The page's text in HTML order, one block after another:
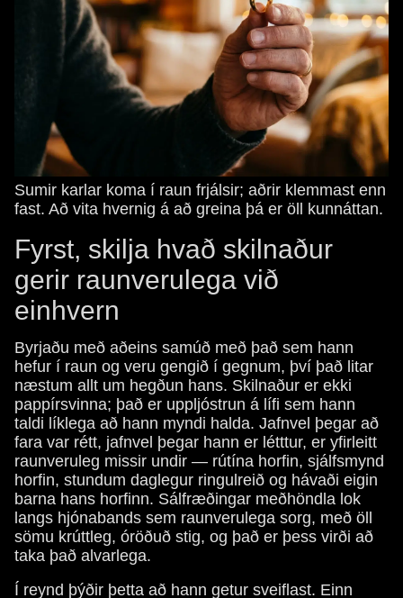
Sumir karlar koma í raun frjálsir; aðrir klemmast enn
fast. Að vita hvernig á að greina þá er öll kunnáttan.
Fyrst, skilja hvað skilnaður
gerir raunverulega við
einhvern
Byrjaðu með aðeins samúð með það sem hann
hefur í raun og veru gengið í gegnum, því það litar
næstum allt um hegðun hans. Skilnaður er ekki
pappírsvinna; það er uppljóstrun á lífi sem hann
taldi líklega að hann myndi halda. Jafnvel þegar að
fara var rétt, jafnvel þegar hann er létttur, er yfirleitt
raunveruleg missir undir — rútína horfin, sjálfsmynd
horfin, stundum daglegur ringulreið og hávaði eigin
barna hans horfinn. Sálfræðingar meðhöndla lok
langs hjónabands sem raunverulega sorg, með öll
sömu krúttleg, óröðuð stig, og það er þess virði að
taka það alvarlega.
Í reynd þýðir þetta að hann getur sveiflast. Einn